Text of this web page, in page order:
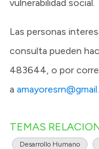
vulnerabilidad social.
Las personas
consulta pueden
483644, o por
a
TEMAS
Desarrollo Humano